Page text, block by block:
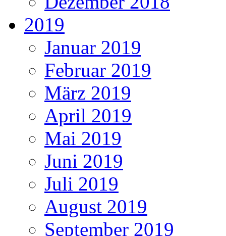
2019
Januar 2019
Februar 2019
März 2019
April 2019
Mai 2019
Juni 2019
Juli 2019
August 2019
September 2019